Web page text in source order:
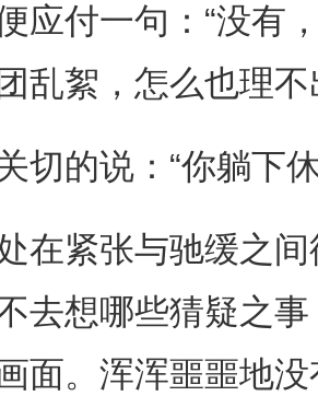
付一句：“没有，
乱絮，怎么也理
的说：“你躺下休
紧张与驰缓之间
去想哪些猜疑之
面。浑浑噩噩地